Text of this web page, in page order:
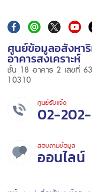
ศูนย์ข้อมูลอสังหา
อาคารสงเคราะห์
ชั้น 18 อาคาร 2 เลขที่
10310
ศูนย์รับแจ้ง
02-
สอบถามข้อมูล
ออนไลน์